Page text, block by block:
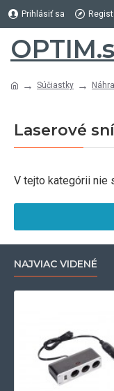
Prihlásiť sa
Súčiastky
Laserové
V tejto kategórii nie
NAJVIAC VIDENÉ